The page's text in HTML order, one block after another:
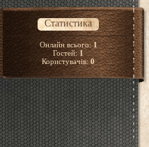
Статистика
Онлайн всього:1
Гостей:1
Користувачів:0